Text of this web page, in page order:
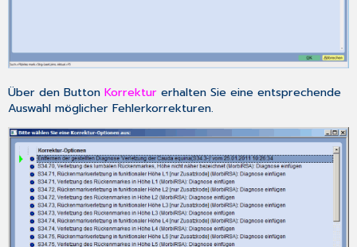
Über den ButtonKorrektur erhalten Sie eine entsprechende
Auswahl möglicher Fehlerkorrekturen.